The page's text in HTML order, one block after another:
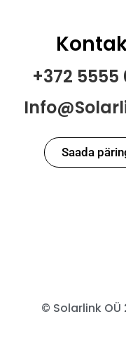
+372 5555
Saada
© Solarlink OÜ